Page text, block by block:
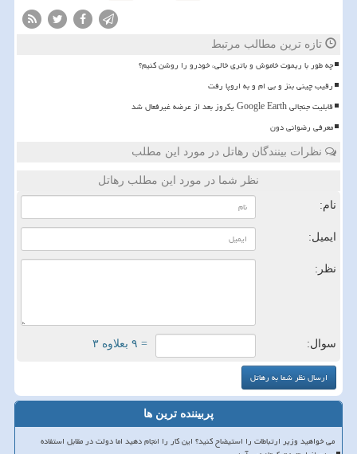
تازه ترین مطالب مرتبط
چه طور با ریموت خاموش و باتری خالی، خودرو را روشن کنیم؟
رقیب چینی بنز و بی ام و به اروپا رفت
قابلیت جنجالی Google Earth یکروز بعد از عرضه غیرفعال شد
معرفی رضوانی دون
نظرات بینندگان رهاتل در مورد این مطلب
نظر شما در مورد این مطلب رهاتل
نام:
ایمیل:
نظر:
سوال: = ۹ بعلاوه ۳
پربیننده ترین ها
می خواهید وزیر ارتباطات را استیضاح کنید؟ این کار را انجام دهید اما دولت در مقابل استفاده